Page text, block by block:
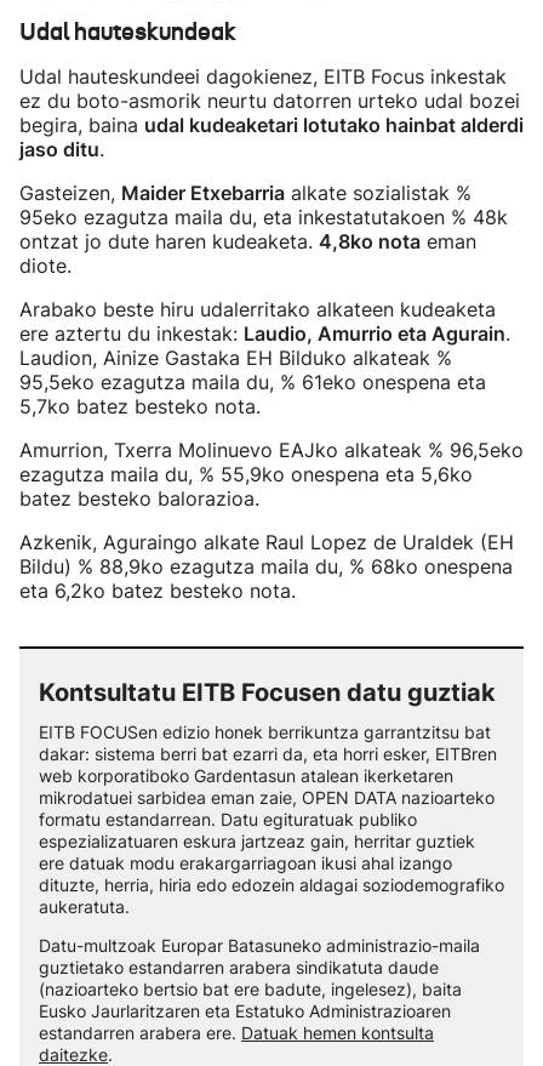
Udal hauteskundeak
Udal hauteskundeei dagokienez, EITB Focus inkestak
ez du boto-asmorik neurtu datorren urteko udal bozei
begira, baina udal kudeaketari lotutako hainbat alderdi
jaso ditu.
Gasteizen, Maider Etxebarria alkate sozialistak %
95eko ezagutza maila du, eta inkestatutakoen % 48k
ontzat jo dute haren kudeaketa. 4,8ko nota eman
diote.
Arabako beste hiru udalerritako alkateen kudeaketa
ere aztertu du inkestak: Laudio, Amurrio eta Agurain.
Laudion, Ainize Gastaka EH Bilduko alkateak %
95,5eko ezagutza maila du, % 61eko onespena eta
5,7ko batez besteko nota.
Amurrion, Txerra Molinuevo EAJko alkateak % 96,5eko
ezagutza maila du, % 55,9ko onespena eta 5,6ko
batez besteko balorazioa.
Azkenik, Aguraingo alkate Raul Lopez de Uraldek (EH
Bildu) % 88,9ko ezagutza maila du, % 68ko onespena
eta 6,2ko batez besteko nota.
Kontsultatu EITB Focusen datu guztiak
EITB FOCUSen edizio honek berrikuntza garrantzitsu bat
dakar: sistema berri bat ezarri da, eta horri esker, EITBren
web korporatiboko Gardentasun atalean ikerketaren
mikrodatuei sarbidea eman zaie, OPEN DATA nazioarteko
formatu estandarrean. Datu egituratuak publiko
espezializatuaren eskura jartzeaz gain, herritar guztiek
ere datuak modu erakargarriagoan ikusi ahal izango
dituzte, herria, hiria edo edozein aldagai soziodemografiko
aukeratuta.
Datu-multzoak Europar Batasuneko administrazio-maila
guztietako estandarren arabera sindikatuta daude
(nazioarteko bertsio bat ere badute, ingelesez), baita
Eusko Jaurlaritzaren eta Estatuko Administrazioaren
estandarren arabera ere. Datuak hemen kontsulta
daitezke.